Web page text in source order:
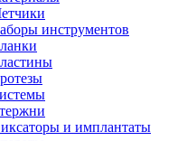
инструментов
и имплантаты